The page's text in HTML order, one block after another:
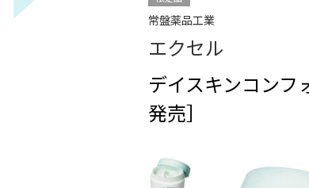
常盤薬品工業
エクセル
デイスキンコンフ
発売］